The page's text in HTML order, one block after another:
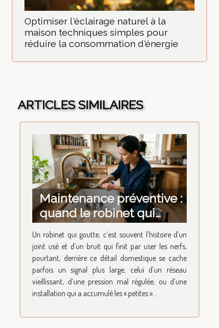
Optimiser l'éclairage naturel à la
maison techniques simples pour
réduire la consommation d'énergie
ARTICLES SIMILAIRES
Maintenance préventive :
quand le robinet qui
goutte révèle l’état du
réseau
Un robinet qui goutte, c’est souvent l’histoire d’un
joint usé et d’un bruit qui finit par user les nerfs,
pourtant, derrière ce détail domestique se cache
parfois un signal plus large, celui d’un réseau
vieillissant, d’une pression mal régulée, ou d’une
installation qui a accumulé les « petites »...